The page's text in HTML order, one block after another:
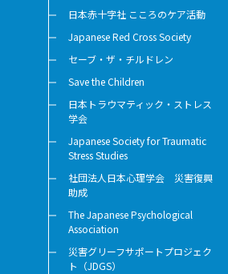
日本赤十字社 こころのケア活動
Japanese Red Cross Society
セーブ・ザ・チルドレン
Save the Children
日本トラウマティック・ストレス
学会
Japanese Society for Traumatic
Stress Studies
社団法人日本心理学会 災害復興
助成
The Japanese Psychological
Association
災害グリーフサポートプロジェク
ト（JDGS）